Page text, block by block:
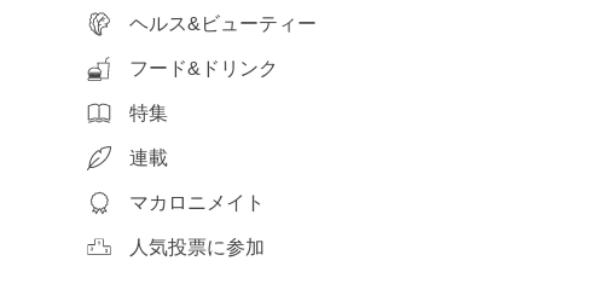
ヘルス&ビューティー
フード&ドリンク
特集
連載
マカロニメイト
人気投票に参加